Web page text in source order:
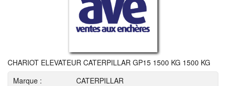
CHARIOT ELEVATEUR CATERPILLAR GP15 1500 KG 1500 KG
Marque :
CATERPILLAR